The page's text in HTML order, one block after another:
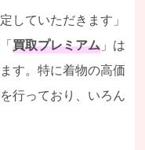
していただきます」
買取プレミアム 」は
す。特に着物の高価
行っており、いろん